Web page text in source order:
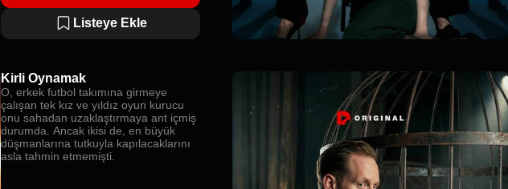
Listeye Ekle
Kirli Oynamak
O, erkek futbol takımına girmeye
çalışan tek kız ve yıldız oyun kurucu
onu sahadan uzaklaştırmaya ant içmiş
durumda. Ancak ikisi de, en büyük
düşmanlarına tutkuyla kapılacaklarını
asla tahmin etmemişti.